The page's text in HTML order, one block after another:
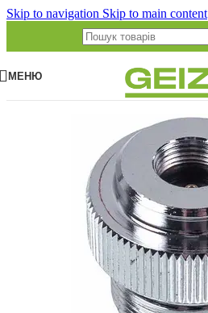
Skip to navigation Skip to main content
МЕНЮ